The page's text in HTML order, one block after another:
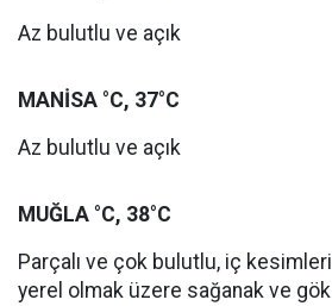
Az bulutlu ve açık
MANİSA °C, 37°C
Az bulutlu ve açık
MUĞLA °C, 38°C
Parçalı ve çok bulutlu, iç
yerel olmak üzere sağanak ve